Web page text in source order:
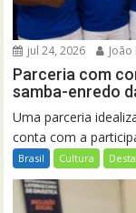
jul 24, 2026
Parceria com
samba-enredo
Uma parceria
conta com a
Brasil Cultura